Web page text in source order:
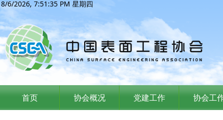
首页 协会概况 党建工作 协会工
8/6/2026, 7:51:36 PM 星期四